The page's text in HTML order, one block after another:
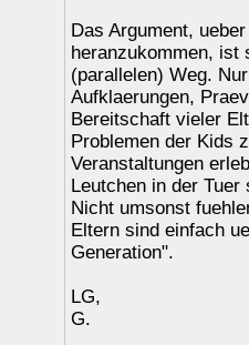
Das Argument,
heranzukommen, ist
(parallelen) Weg.
Aufklaerungen,
Bereitschaft vieler
Problemen der Kids
Veranstaltungen
Leutchen in der
Nicht umsonst
Eltern sind einfach
Generation".
LG,
G.